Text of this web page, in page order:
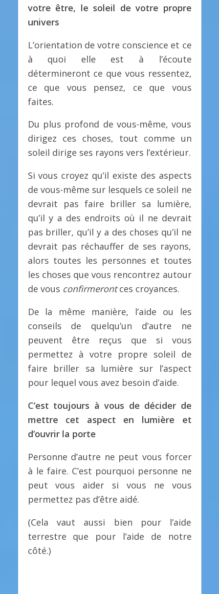
votre être, le soleil de votre propre
univers
L’orientation de votre conscience et ce
à quoi elle est à l’écoute
détermineront ce que vous ressentez,
ce que vous pensez, ce que vous
faites.
Du plus profond de vous-même, vous
dirigez ces choses, tout comme un
soleil dirige ses rayons vers l’extérieur.
Si vous croyez qu’il existe des aspects
de vous-même sur lesquels ce soleil ne
devrait pas faire briller sa lumière,
qu’il y a des endroits où il ne devrait
pas briller, qu’il y a des choses qu’il ne
devrait pas réchauffer de ses rayons,
alors toutes les personnes et toutes
les choses que vous rencontrez autour
de vous confirmerontces croyances.
De la même manière, l’aide ou les
conseils de quelqu’un d’autre ne
peuvent être reçus que si vous
permettez à votre propre soleil de
faire briller sa lumière sur l’aspect
pour lequel vous avez besoin d’aide.
C’est toujours à vous de décider de
mettre cet aspect en lumière et
d’ouvrir la porte
Personne d’autre ne peut vous forcer
à le faire. C’est pourquoi personne ne
peut vous aider si vous ne vous
permettez pas d’être aidé.
(Cela vaut aussi bien pour l’aide
terrestre que pour l’aide de notre
côté.)